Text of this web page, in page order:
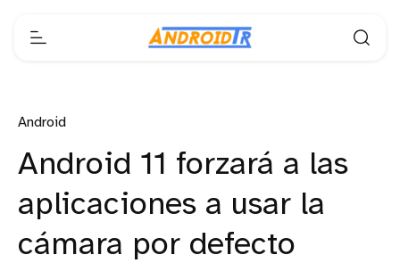
Android
Android 11 forzará a las
aplicaciones a usar la
cámara por defecto